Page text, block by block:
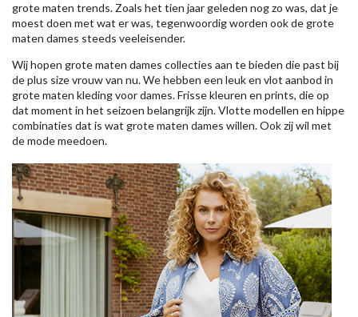
grote maten trends. Zoals het tien jaar geleden nog zo was, dat je
moest doen met wat er was, tegenwoordig worden ook de grote
maten dames steeds veeleisender.
Wij hopen grote maten dames collecties aan te bieden die past bij
de plus size vrouw van nu. We hebben een leuk en vlot aanbod in
grote maten kleding voor dames. Frisse kleuren en prints, die op
dat moment in het seizoen belangrijk zijn. Vlotte modellen en hippe
combinaties dat is wat grote maten dames willen. Ook zij wil met
de mode meedoen.